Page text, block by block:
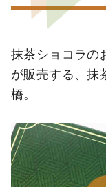
抹茶ショコラの
が販売する、抹
橋。